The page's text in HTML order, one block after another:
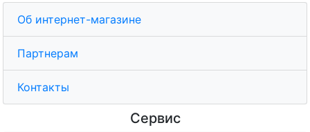
Об интернет-магазине
Партнерам
Контакты
Сервис